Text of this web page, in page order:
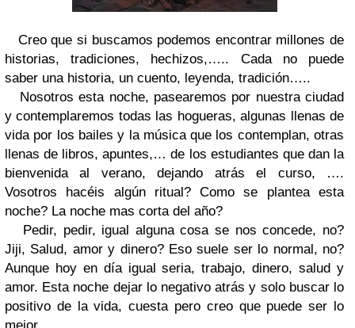
Creo que si buscamos podemos encontrar millones de
historias, tradiciones, hechizos,….. Cada no puede
saber una historia, un cuento, leyenda, tradición…..
Nosotros esta noche, pasearemos por nuestra ciudad
y contemplaremos todas las hogueras, algunas llenas de
vida por los bailes y la música que los contemplan, otras
llenas de libros, apuntes,… de los estudiantes que dan la
bienvenida al verano, dejando atrás el curso, ….
Vosotros hacéis algún ritual? Como se plantea esta
noche? La noche mas corta del año?
Pedir, pedir, igual alguna cosa se nos concede, no?
Jiji, Salud, amor y dinero? Eso suele ser lo normal, no?
Aunque hoy en día igual seria, trabajo, dinero, salud y
amor. Esta noche dejar lo negativo atrás y solo buscar lo
positivo de la vida, cuesta pero creo que puede ser lo